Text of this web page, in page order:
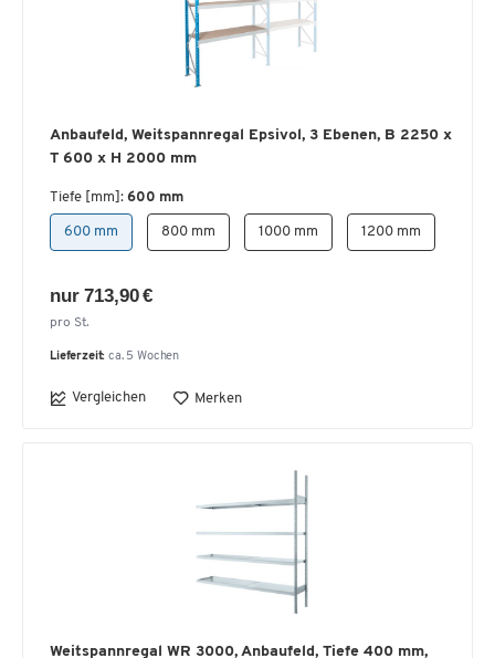
Anbaufeld, Weitspannregal Epsivol, 3 Ebenen, B 2250 x
T 600 x H 2000 mm
Tiefe [mm]: 600 mm
600 mm 800 mm 1000 mm 1200 mm
nur 713,90 €
pro St.
Lieferzeit: ca. 5 Wochen
Vergleichen Merken
Weitspannregal WR 3000, Anbaufeld, Tiefe 400 mm,